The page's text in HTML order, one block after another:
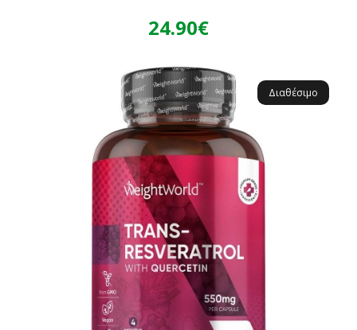
24.90€
Διαθέσιμο